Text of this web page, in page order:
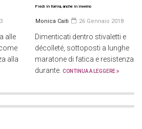
alle
alla
Piedi in forma, anche in inverno
Monica Caiti 26 Gennaio 2018
Dimenticati dentro stivaletti e
décolleté, sottoposti a lunghe
maratone di fatica e resistenza
durante. CONTINUA A LEGGERE